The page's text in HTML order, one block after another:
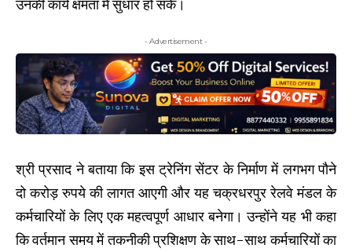
उनकी कार्य क्षमता में सुधार हो सके।
- Advertisement -
श्री प्रसाद ने बताया कि इस ट्रेनिंग सेंटर के निर्माण में लगभग पौने
दो करोड़ रुपये की लागत आएगी और यह चक्रधरपुर रेलवे मंडल के
कर्मचारियों के लिए एक महत्वपूर्ण आधार बनेगा। उन्होंने यह भी कहा
कि वर्तमान समय में तकनीकी प्रशिक्षण के साथ-साथ कर्मचारियों का